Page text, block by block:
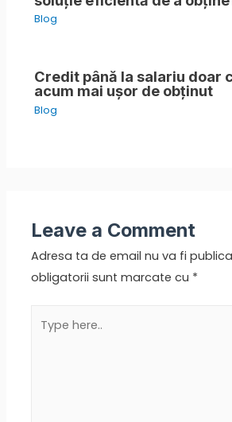
Blog
Credit până la salariu doar
acum mai ușor de obținut
Blog
Leave a Comment
Adresa ta de email nu va fi
obligatorii sunt marcate cu *
here..